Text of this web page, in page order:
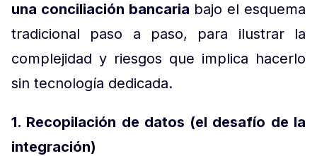
una conciliación bancaria bajo el esquema
tradicional paso a paso, para ilustrar la
complejidad y riesgos que implica hacerlo
sin tecnología dedicada.
1. Recopilación de datos (el desafío de la
integración)